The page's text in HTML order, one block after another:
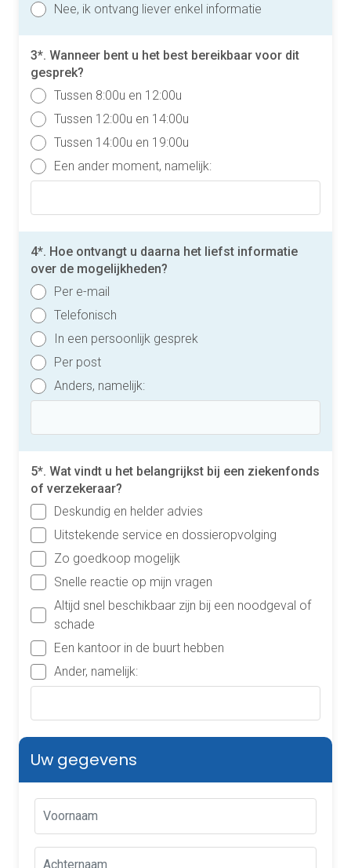
Nee, ik ontvang liever enkel informatie
3*. Wanneer bent u het best bereikbaar voor dit
gesprek?
Tussen 8:00u en 12:00u
Tussen 12:00u en 14:00u
Tussen 14:00u en 19:00u
Een ander moment, namelijk:
4*. Hoe ontvangt u daarna het liefst informatie
over de mogelijkheden?
Per e-mail
Telefonisch
In een persoonlijk gesprek
Per post
Anders, namelijk:
5*. Wat vindt u het belangrijkst bij een ziekenfonds
of verzekeraar?
Deskundig en helder advies
Uitstekende service en dossieropvolging
Zo goedkoop mogelijk
Snelle reactie op mijn vragen
Altijd snel beschikbaar zijn bij een noodgeval of
schade
Een kantoor in de buurt hebben
Ander, namelijk:
Uw gegevens